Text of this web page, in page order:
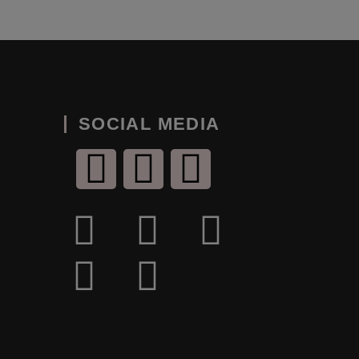
SOCIAL MEDIA